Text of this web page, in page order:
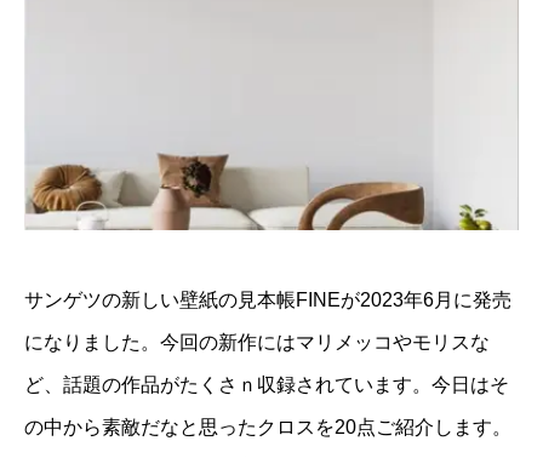
サンゲツの新しい壁紙の見本帳FINEが2023年6月に発売
になりました。今回の新作にはマリメッコやモリスな
ど、話題の作品がたくさｎ収録されています。今日はそ
の中から素敵だなと思ったクロスを20点ご紹介します。